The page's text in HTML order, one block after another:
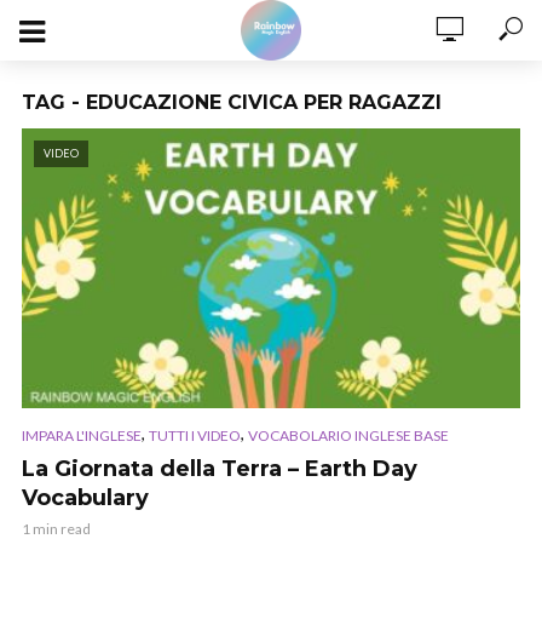
TAG - EDUCAZIONE CIVICA PER RAGAZZI
VIDEO
IMPARA L'INGLESE, TUTTI I VIDEO, VOCABOLARIO INGLESE BASE
La Giornata della Terra – Earth Day
Vocabulary
1 min read